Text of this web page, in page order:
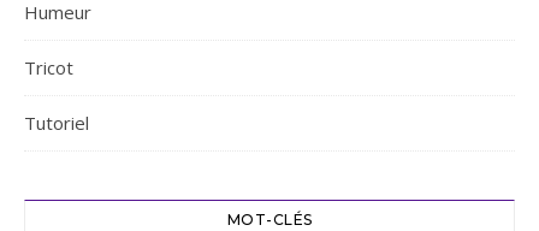
Humeur
Tricot
Tutoriel
MOT-CLÉS